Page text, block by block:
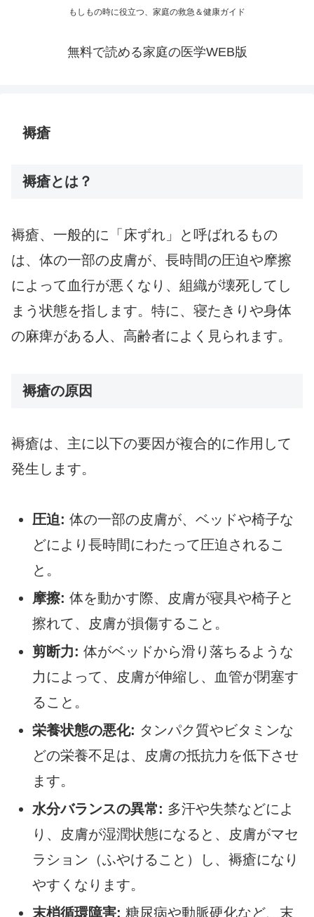
もしもの時に役立つ、家庭の救急＆健康ガイド
無料で読める家庭の医学WEB版
褥瘡
褥瘡とは？
褥瘡、一般的に「床ずれ」と呼ばれるもの
は、体の一部の皮膚が、長時間の圧迫や摩擦
によって血行が悪くなり、組織が壊死してし
まう状態を指します。特に、寝たきりや身体
の麻痺がある人、高齢者によく見られます。
褥瘡の原因
褥瘡は、主に以下の要因が複合的に作用して
発生します。
圧迫: 体の一部の皮膚が、ベッドや椅子な
どにより長時間にわたって圧迫されるこ
と。
摩擦: 体を動かす際、皮膚が寝具や椅子と
擦れて、皮膚が損傷すること。
剪断力: 体がベッドから滑り落ちるような
力によって、皮膚が伸縮し、血管が閉塞す
ること。
栄養状態の悪化: タンパク質やビタミンな
どの栄養不足は、皮膚の抵抗力を低下させ
ます。
水分バランスの異常: 多汗や失禁などによ
り、皮膚が湿潤状態になると、皮膚がマセ
ラション（ふやけること）し、褥瘡になり
やすくなります。
末梢循環障害: 糖尿病や動脈硬化など、末